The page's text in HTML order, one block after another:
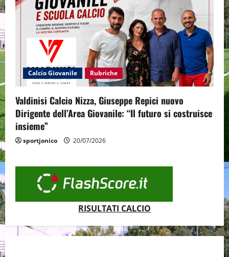
Calcio Giovanile Rubriche
Valdinisi Calcio Nizza, Giuseppe Repici nuovo
Dirigente dell’Area Giovanile: “Il futuro si costruisce
insieme”
sportjonico 20/07/2026
RISULTATI CALCIO